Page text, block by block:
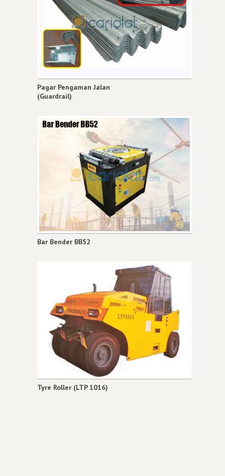
Pagar Pengaman Jalan
(Guardrail)
Bar Bender BB52
Tyre Roller (LTP 1016)